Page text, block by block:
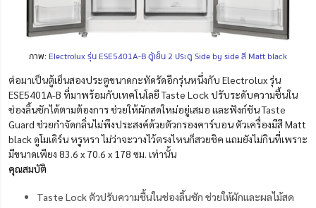
ภาพ: Electrolux รุ่น ESE5401A-B ตู้เย็น 2 ประตู Side by side สี Matt black
ต่อมาเป็นตู้เย็นสองประตูขนาดกะทัดรัดอีกรุ่นหนึ่งกับ Electrolux รุ่น
ESE5401A-B ที่มาพร้อมกับเทคโนโลยี Taste Lock ปรับระดับความชื้นใน
ช่องลิ้นชักได้ตามต้องการ ช่วยให้ผักสดใหม่อยู่เสมอ และฟังก์ชัน Taste
Guard ช่วยกำจัดกลิ่นไม่พึงประสงค์ด้วยตัวกรองคาร์บอน ตัวเครื่องมีสี Matt
black ดูโมเดิร์น หรูหรา ไม่ว่าจะวางไว้ตรงไหนก็สวยชิค แถมยังไม่กินที่เพราะ
มีขนาดเพียง 83.6 x 70.6 x 178 ซม. เท่านั้น
คุณสมบัติ
Taste Lock ตัวปรับความชื้นในช่องลิ้นชัก ช่วยให้ผักและผลไม้สด